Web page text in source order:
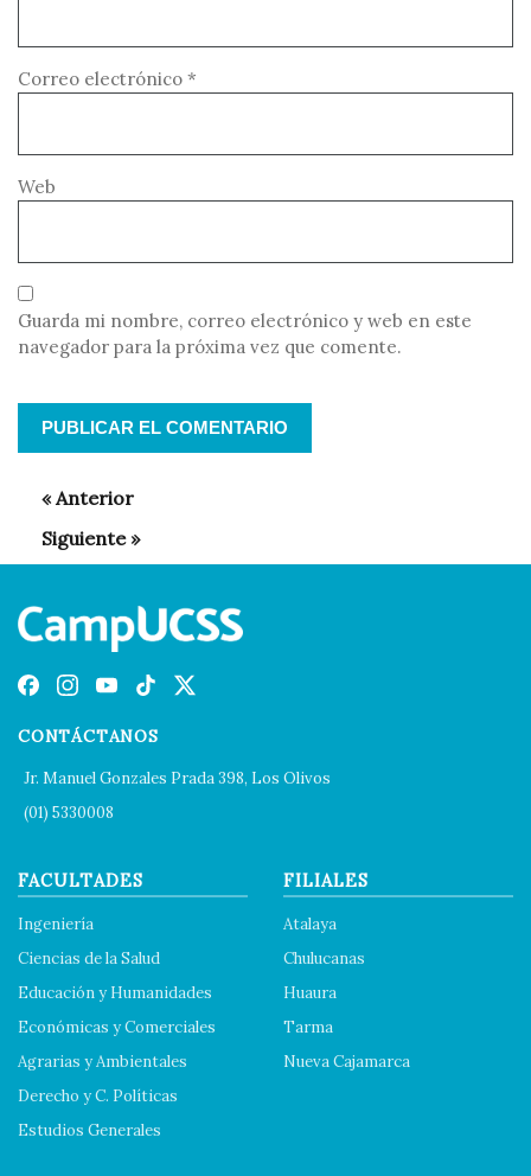
Correo electrónico *
Web
Guarda mi nombre, correo electrónico y web en este
navegador para la próxima vez que comente.
CONTÁCTANOS
Jr. Manuel Gonzales Prada 398, Los Olivos
(01) 5330008
FACULTADES
Ingeniería
Ciencias de la Salud
Educación y Humanidades
Económicas y Comerciales
Agrarias y Ambientales
Derecho y C. Políticas
Estudios Generales
FILIALES
Atalaya
Chulucanas
Huaura
Tarma
Nueva Cajamarca